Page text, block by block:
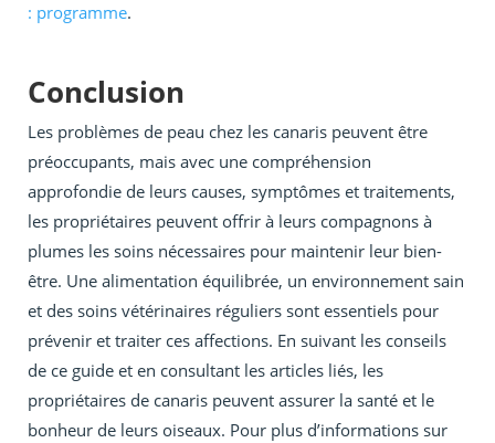
: programme.
Conclusion
Les problèmes de peau chez les canaris peuvent être
préoccupants, mais avec une compréhension
approfondie de leurs causes, symptômes et traitements,
les propriétaires peuvent offrir à leurs compagnons à
plumes les soins nécessaires pour maintenir leur bien-
être. Une alimentation équilibrée, un environnement sain
et des soins vétérinaires réguliers sont essentiels pour
prévenir et traiter ces affections. En suivant les conseils
de ce guide et en consultant les articles liés, les
propriétaires de canaris peuvent assurer la santé et le
bonheur de leurs oiseaux. Pour plus d’informations sur